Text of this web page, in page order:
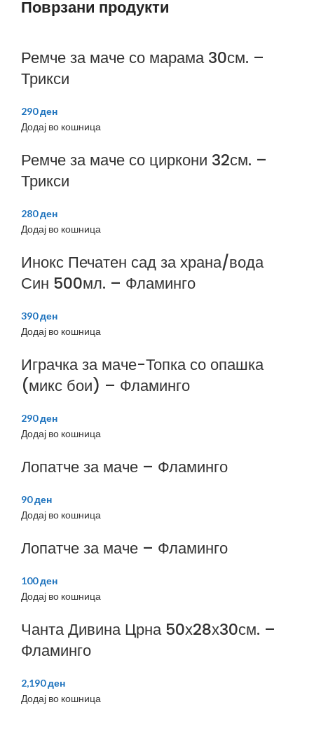
Поврзани продукти
Ремче за маче со марама 30см. –
Трикси
290ден
Додај во кошница
Ремче за маче со циркони 32см. –
Трикси
280ден
Додај во кошница
Инокс Печатен сад за храна/вода
Син 500мл. – Фламинго
390ден
Додај во кошница
Играчка за маче-Топка со опашка
(микс бои) – Фламинго
290ден
Додај во кошница
Лопатче за маче – Фламинго
90ден
Додај во кошница
Лопатче за маче – Фламинго
100ден
Додај во кошница
Чанта Дивина Црна 50х28х30см. –
Фламинго
2,190ден
Додај во кошница